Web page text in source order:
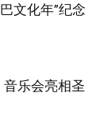
文化年”纪念
音乐会亮相圣